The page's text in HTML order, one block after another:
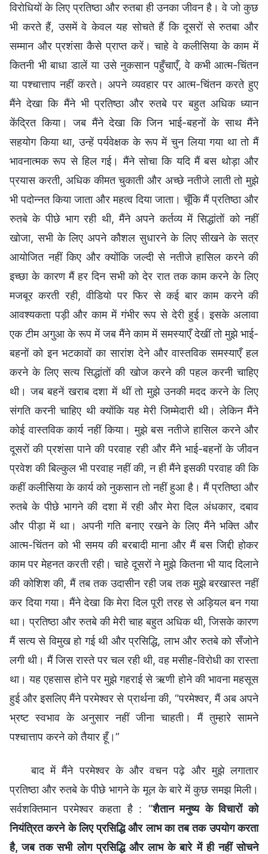
विरोधियों के लिए प्रतिष्ठा और रुतबा ही उनका जीवन है। वे जो कुछ
भी करते हैं, उसमें वे केवल यह सोचते हैं कि दूसरों से रुतबा और
सम्मान और प्रशंसा कैसे प्राप्त करें। चाहे वे कलीसिया के काम में
कितनी भी बाधा डालें या उसे नुकसान पहुँचाएँ, वे कभी आत्म-चिंतन
या पश्चात्ताप नहीं करते। अपने व्यवहार पर आत्म-चिंतन करते हुए
मैंने देखा कि मैंने भी प्रतिष्ठा और रुतबे पर बहुत अधिक ध्यान
केंद्रित किया। जब मैंने देखा कि जिन भाई-बहनों के साथ मैंने
सहयोग किया था, उन्हें पर्यवेक्षक के रूप में चुन लिया गया था तो मैं
भावनात्मक रूप से हिल गई। मैंने सोचा कि यदि मैं बस थोड़ा और
प्रयास करती, अधिक कीमत चुकाती और अच्छे नतीजे लाती तो मुझे
भी पदोन्नत किया जाता और महत्व दिया जाता। चूँकि मैं प्रतिष्ठा और
रुतबे के पीछे भाग रही थी, मैंने अपने कर्तव्य में सिद्धांतों को नहीं
खोजा, सभी के लिए अपने कौशल सुधारने के लिए सीखने के सत्र
आयोजित नहीं किए और क्योंकि जल्दी से नतीजे हासिल करने की
इच्छा के कारण मैं हर दिन सभी को देर रात तक काम करने के लिए
मजबूर करती रही, वीडियो पर फिर से कई बार काम करने की
आवश्यकता पड़ी और काम में गंभीर रूप से देरी हुई। इसके अलावा
एक टीम अगुआ के रूप में जब मैंने काम में समस्याएँ देखीं तो मुझे भाई-
बहनों को इन भटकावों का सारांश देने और वास्तविक समस्याएँ हल
करने के लिए सत्य सिद्धांतों की खोज करने की पहल करनी चाहिए
थी। जब बहनें खराब दशा में थीं तो मुझे उनकी मदद करने के लिए
संगति करनी चाहिए थी क्योंकि यह मेरी जिम्मेदारी थी। लेकिन मैंने
कोई वास्तविक कार्य नहीं किया। मुझे बस नतीजे हासिल करने और
दूसरों की प्रशंसा पाने की परवाह रही और मैंने भाई-बहनों के जीवन
प्रवेश की बिल्कुल भी परवाह नहीं की, न ही मैंने इसकी परवाह की कि
कहीं कलीसिया के कार्य को नुकसान तो नहीं हुआ है। मैं प्रतिष्ठा और
रुतबे के पीछे भागने की दशा में रही और मेरा दिल अंधकार, दबाव
और पीड़ा में था। अपनी गति बनाए रखने के लिए मैंने भक्ति और
आत्म-चिंतन को भी समय की बरबादी माना और मैं बस जिद्दी होकर
काम पर मेहनत करती रही। चाहे दूसरों ने मुझे कितना भी याद दिलाने
की कोशिश की, मैं तब तक उदासीन रही जब तक मुझे बरखास्त नहीं
कर दिया गया। मैंने देखा कि मेरा दिल पूरी तरह से अड़ियल बन गया
था। प्रतिष्ठा और रुतबे की मेरी चाह बहुत अधिक थी, जिसके कारण
मैं सत्य से विमुख हो गई थी और प्रसिद्धि, लाभ और रुतबे को सँजोने
लगी थी। मैं जिस रास्ते पर चल रही थी, वह मसीह-विरोधी का रास्ता
था। यह एहसास होने पर मुझे गहराई से ऋणी होने की भावना महसूस
हुई और इसलिए मैंने परमेश्वर से प्रार्थना की, “परमेश्वर, मैं अब अपने
भ्रष्ट स्वभाव के अनुसार नहीं जीना चाहती। मैं तुम्हारे सामने
पश्चात्ताप करने को तैयार हूँ।”
बाद में मैंने परमेश्वर के और वचन पढ़े और मुझे लगातार
प्रतिष्ठा और रुतबे के पीछे भागने के मूल के बारे में कुछ समझ मिली।
सर्वशक्तिमान परमेश्वर कहता है : “शैतान मनुष्य के विचारों को
नियंत्रित करने के लिए प्रसिद्धि और लाभ का तब तक उपयोग करता
है, जब तक सभी लोग प्रसिद्धि और लाभ के बारे में ही नहीं सोचने